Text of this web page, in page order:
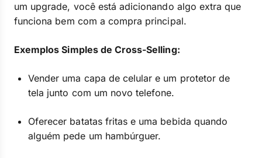
um upgrade, você está adicionando algo extra que
funciona bem com a compra principal.
Exemplos Simples de Cross-Selling:
Vender uma capa de celular e um protetor de
tela junto com um novo telefone.
Oferecer batatas fritas e uma bebida quando
alguém pede um hambúrguer.